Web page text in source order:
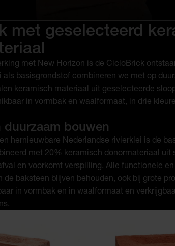
met geselecteerd
met New Horizon is de CicloBrick
als basisgrondstof combineren we met op
keramisch materiaal uit geselecteerde
in vormbak en waalformaat, in drie
bouwen
hernieuwbare Nederlandse rivierklei is de
met 20% keramisch donormateriaal uit
en voorkomt verspilling. Alle functionele
de baksteen blijven behouden, ook bij grote
in vormbak en in waalformaat en